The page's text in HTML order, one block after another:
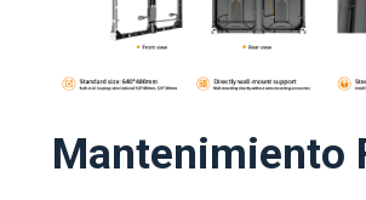
Mantenimiento